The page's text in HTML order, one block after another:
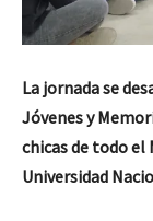
La jornada se
Jóvenes y
chicas de todo el
Universidad